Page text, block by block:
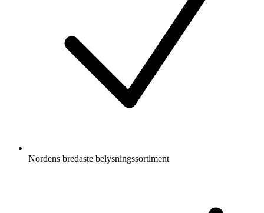
Nordens bredaste belysningssortiment